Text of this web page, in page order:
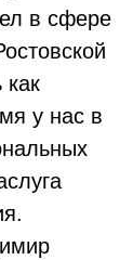
в сфере
как
у нас в